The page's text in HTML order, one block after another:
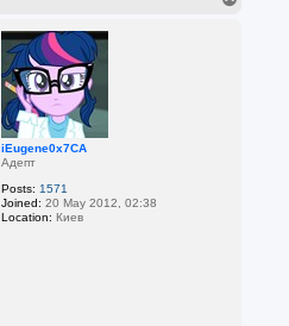
iEugene0x7CA
Адепт
Posts: 1571
Joined: 20 May 2012, 02:38
Location: Киев